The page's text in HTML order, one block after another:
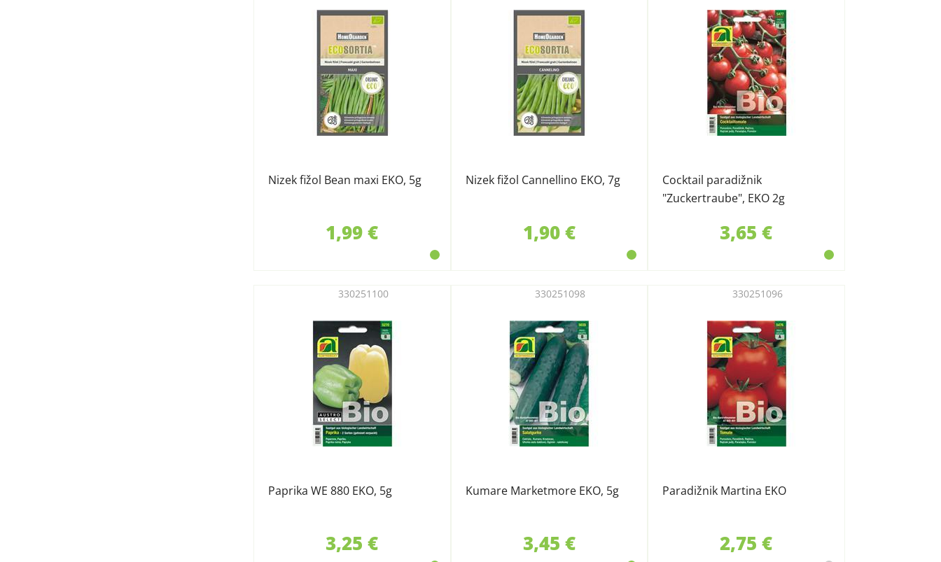
Nizek fižol Bean maxi EKO, 5g
1,99 €
Nizek fižol Cannellino EKO, 7g
1,90 €
Cocktail paradižnik
"Zuckertraube", EKO 2g
3,65 €
Paprika WE 880 EKO, 5g
330251100
3,25 €
Kumare Marketmore EKO, 5g
330251098
3,45 €
Paradižnik Martina EKO
330251096
2,75 €